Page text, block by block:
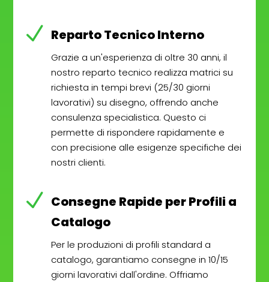
N Reparto Tecnico Interno
Grazie a un'esperienza di oltre 30 anni, il
nostro reparto tecnico realizza matrici su
richiesta in tempi brevi (25/30 giorni
lavorativi) su disegno, offrendo anche
consulenza specialistica. Questo ci
permette di rispondere rapidamente e
con precisione alle esigenze specifiche dei
nostri clienti.
N Consegne Rapide per Profili a
Catalogo
Per le produzioni di profili standard a
catalogo, garantiamo consegne in 10/15
giorni lavorativi dall'ordine. Offriamo